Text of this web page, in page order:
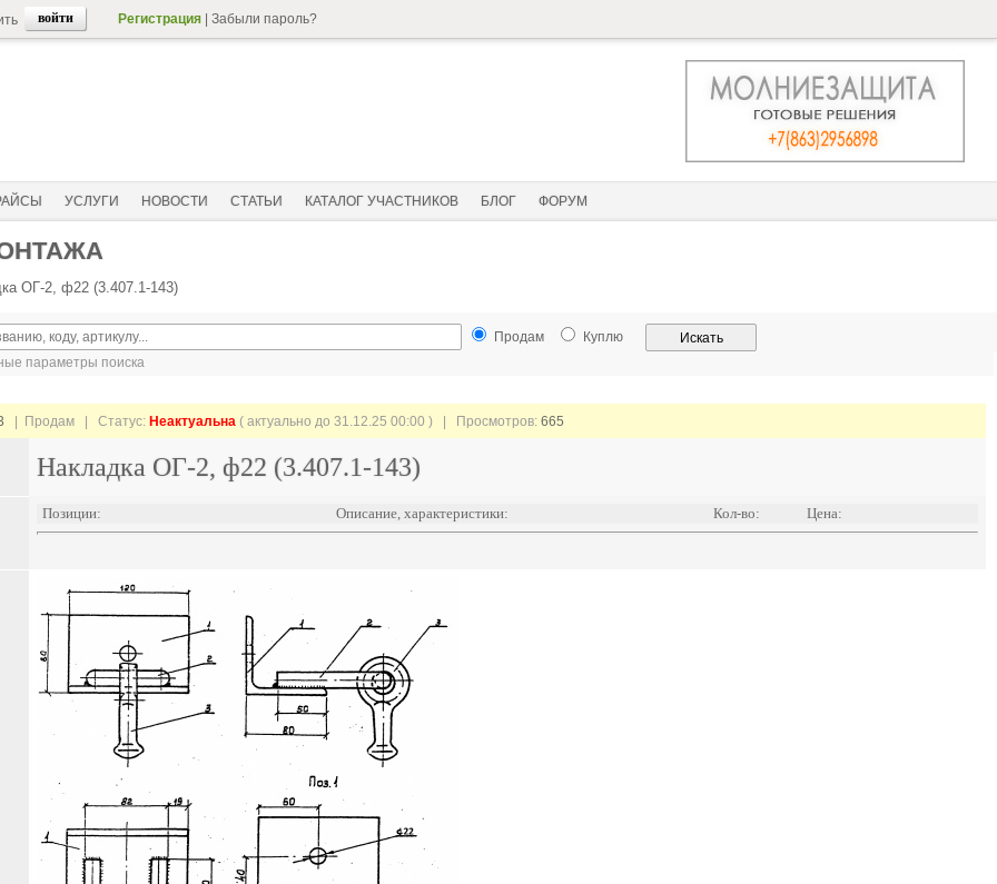
Регистрация Забыли пароль?
УСЛУГИ НОВОСТИ СТАТЬИ КАТАЛОГ УЧАСТНИКОВ БЛОГ ФОРУМ
ОГ-2, ф22 (3.407.1-143)
Продам
Куплю
параметры поиска
| Продам | Статус: Неактуальна ( актуально до 31.12.25 00:00 ) | Просмотров: 665
Накладка ОГ-2, ф22 (3.407.1-143)
Позиции: Описание, характеристики: Кол-во: Цена: